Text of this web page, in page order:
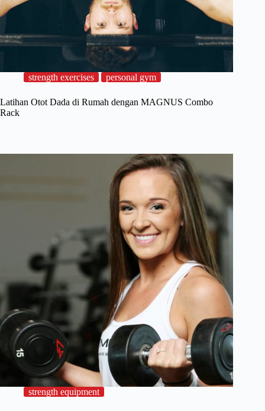
strength exercises personal gym
Latihan Otot Dada di Rumah dengan MAGNUS Combo
Rack
strength equipment